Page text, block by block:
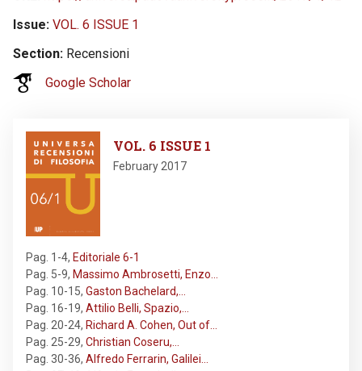
Issue VOL. 6 ISSUE 1
Section Recensioni
Google Scholar
VOL. 6 ISSUE 1
February 2017
Pag. 1-4, Editoriale 6-1
Pag. 5-9, Massimo Ambrosetti, Enzo…
Pag. 10-15, Gaston Bachelard,…
Pag. 16-19, Attilio Belli, Spazio,…
Pag. 20-24, Richard A. Cohen, Out of…
Pag. 25-29, Christian Coseru,…
Pag. 30-36, Alfredo Ferrarin, Galilei…